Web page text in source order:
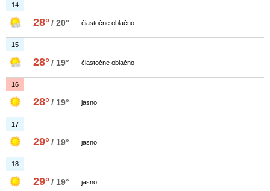
14
28°/ 20° čiastočne oblačno
15
28°/ 19° čiastočne oblačno
16
28°/ 19° jasno
17
29°/ 19° jasno
18
29°/ 19° jasno